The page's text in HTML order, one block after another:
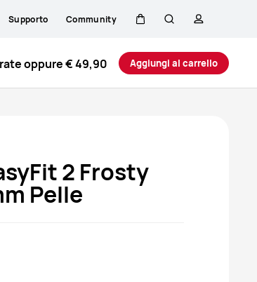
Supporto Community
oppure€ 49,90 Aggiungi al carrello
2 Frosty
Pelle